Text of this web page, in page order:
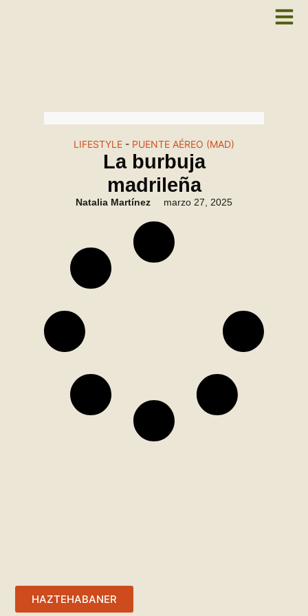
LIFESTYLE - PUENTE AÉREO (MAD)
La burbuja
madrileña
Natalia Martínez marzo 27, 2025
HAZTE HABANER